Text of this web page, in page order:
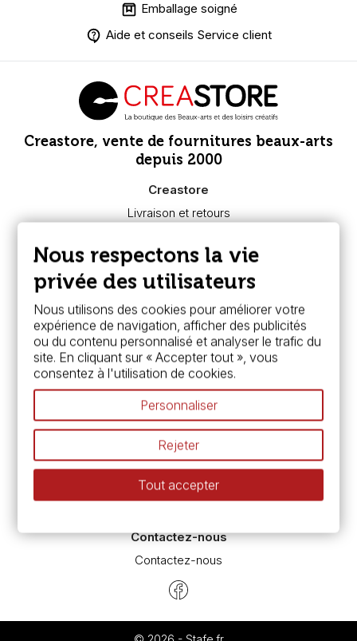
Emballage soigné
Aide et conseils Service client
Creastore, vente de fournitures beaux-arts
depuis 2000
Creastore
Livraison et retours
Paiement sécurisé
FAQ
Boutique à Angers
Services
Carte fidélité & avantages
Chèque cadeau, bon cadeaux
Devis & bon de commande
Pass culture - mode d'emploi
Nos promotions en cours
Espace conseils
L’aquarelle en tubes ou en godets ?
Le vocabulaire technique de l’aquarelle
Différence entre peinture Fine et Extra-fine
Préparer une toile pour peinture à l'huile et acrylique
Contactez-nous
Contactez-nous
Nous respectons la vie
privée des utilisateurs
Nous utilisons des cookies pour améliorer votre
expérience de navigation, afficher des publicités
ou du contenu personnalisé et analyser le trafic du
site. En cliquant sur « Accepter tout », vous
consentez à l'utilisation de cookies.
Personnaliser
Rejeter
Tout accepter